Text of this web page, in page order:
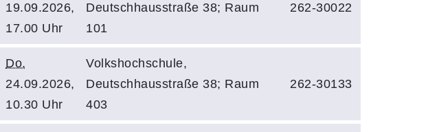
19.09.2026,
17.00 Uhr
Deutschhausstraße 38; Raum
101
262-30022
Do.
24.09.2026,
10.30 Uhr
Volkshochschule,
Deutschhausstraße 38; Raum
403
262-30133